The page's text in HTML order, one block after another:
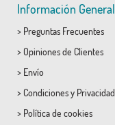
Información General
> Preguntas Frecuentes
> Opiniones de Clientes
> Envío
> Condicionesy Privacidad
> Política de cookies